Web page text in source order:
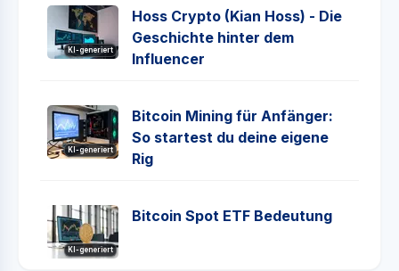
KI-generiert
Hoss Crypto (Kian Hoss) - Die
Geschichte hinter dem
Influencer
KI-generiert
Bitcoin Mining für Anfänger:
So startest du deine eigene
Rig
KI-generiert
Bitcoin Spot ETF Bedeutung